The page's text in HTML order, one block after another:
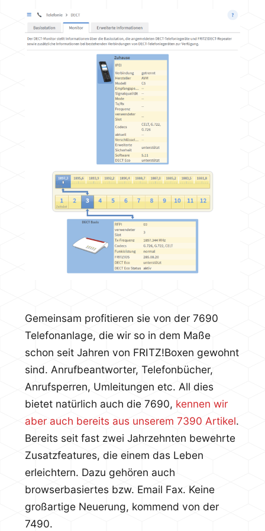
Gemeinsam profitieren sie von der 7690
Telefonanlage, die wir so in dem Maße
schon seit Jahren von FRITZ!Boxen gewohnt
sind. Anrufbeantworter, Telefonbücher,
Anrufsperren, Umleitungen etc. All dies
bietet natürlich auch die 7690, kennen wir
aber auch bereits aus unserem 7390 Artikel.
Bereits seit fast zwei Jahrzehnten bewehrte
Zusatzfeatures, die einem das Leben
erleichtern. Dazu gehören auch
browserbasiertes bzw. Email Fax. Keine
großartige Neuerung, kommend von der
7490.